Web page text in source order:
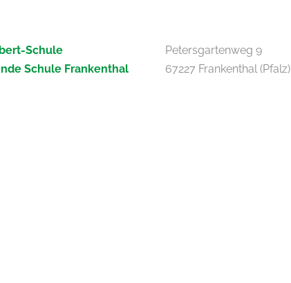
Schule
Schule Frankenthal
Petersgartenweg 9
67227 Frankenthal (Pfalz)